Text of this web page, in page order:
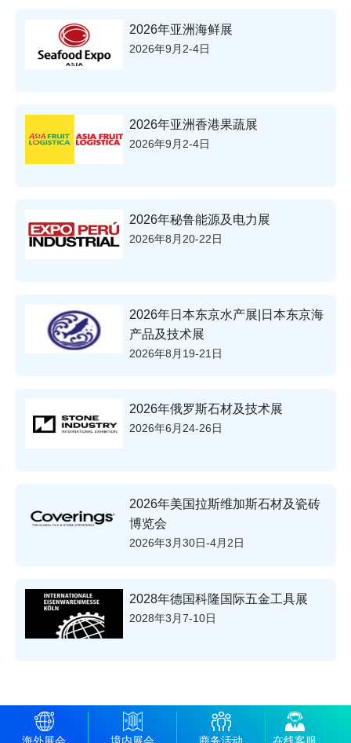
2026年亚洲海鲜展
2026年9月2-4日
2026年亚洲香港果蔬展
2026年9月2-4日
2026年秘鲁能源及电力展
2026年8月20-22日
2026年日本东京水产展|日本东京海
产品及技术展
2026年8月19-21日
2026年俄罗斯石材及技术展
2026年6月24-26日
2026年美国拉斯维加斯石材及瓷砖
博览会
2026年3月30日-4月2日
2028年德国科隆国际五金工具展
2028年3月7-10日